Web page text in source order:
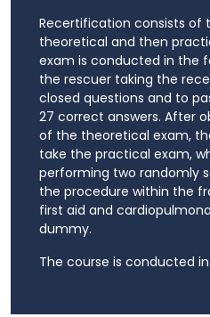
Recertification consists of
theoretical and then
exam is conducted in the
the rescuer taking the
closed questions and to
27 correct answers. After
of the theoretical exam,
take the practical exam,
performing two randomly
the procedure within the
first aid and
dummy.
The course is conducted in